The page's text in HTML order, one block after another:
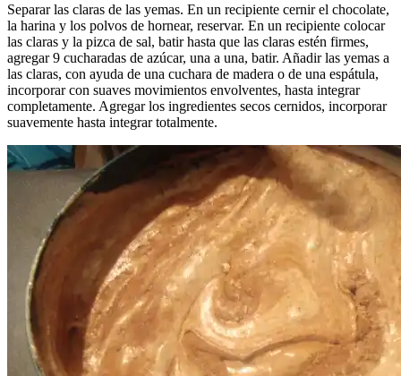
Separar las claras de las yemas. En un recipiente cernir el chocolate,
la harina y los polvos de hornear, reservar. En un recipiente colocar
las claras y la pizca de sal, batir hasta que las claras estén firmes,
agregar 9 cucharadas de azúcar, una a una, batir. Añadir las yemas a
las claras, con ayuda de una cuchara de madera o de una espátula,
incorporar con suaves movimientos envolventes, hasta integrar
completamente. Agregar los ingredientes secos cernidos, incorporar
suavemente hasta integrar totalmente.